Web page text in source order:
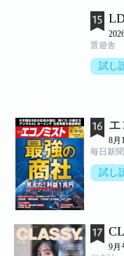
晋遊舎
試し
エ
8月
毎日新
試し
9月